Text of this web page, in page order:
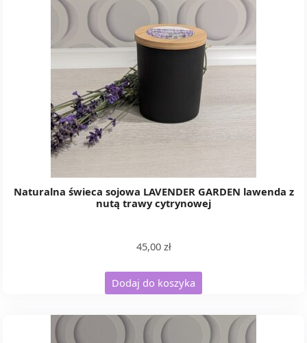
Naturalna świeca sojowa LAVENDER GARDEN lawenda z
nutą trawy cytrynowej
45,00 zł
Dodaj do koszyka